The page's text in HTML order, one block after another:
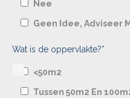
Nee
Geen Idee, Adviseer
Wat is de oppervlakte?*
<50m2
Tussen 50m2 En